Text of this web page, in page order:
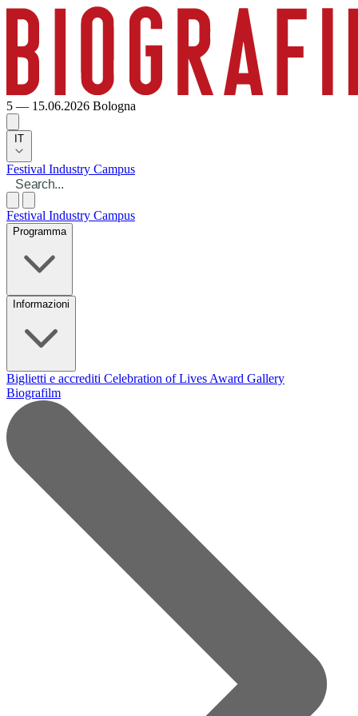
5 — 15.06.2026 Bologna
IT
Festival Industry Campus
Festival Industry Campus
Programma
Informazioni
Biglietti e accrediti Celebration of Lives Award Gallery
Biografilm